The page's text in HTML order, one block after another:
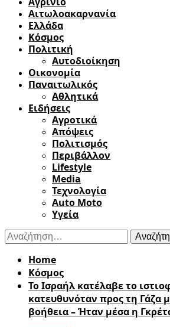
Αιτωλοακαρνανία
Ελλάδα
Κόσμος
Πολιτική
Αυτοδιοίκηση
Οικονομία
Παναιτωλικός
Αθλητικά
Ειδήσεις
Αγροτικά
Απόψεις
Πολιτισμός
Περιβάλλον
Lifestyle
Media
Τεχνολογία
Auto Moto
Υγεία
Αναζήτηση
για:
Home
Κόσμος
Το Ισραήλ κατέλαβε το
κατευθυνόταν προς τη Γάζα
βοήθεια – Ήταν μέσα η